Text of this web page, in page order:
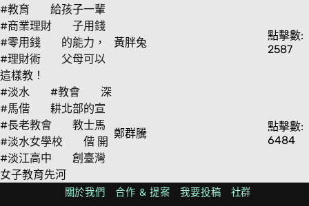
#教育
#商業理財
#零用錢
#理財術
給孩子一輩
子用錢
的能力，
父母可以
這樣教！
黃胖兔
點擊數:
2587
#淡水
#教會
#馬偕
#長老教會
#淡水女學校
#淡江高中
深
耕北部的宣
教士馬
偕 開
創臺灣
女子教育先河
鄭群騰
點擊數:
6484
108課綱
關於我們 合作 & 提案 我要投稿 社群